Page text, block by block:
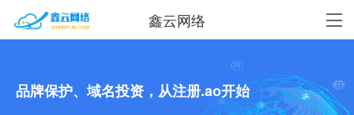
鑫云网络
品牌保护、域名投资，从注册.ao开始